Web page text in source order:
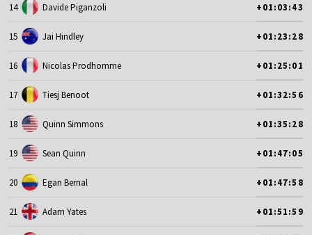
14 Davide Piganzoli +01:03:43
15 Jai Hindley +01:23:28
16 Nicolas Prodhomme +01:25:01
17 Tiesj Benoot +01:32:56
18 Quinn Simmons +01:35:28
19 Sean Quinn +01:47:05
20 Egan Bernal +01:47:58
21 Adam Yates +01:51:59